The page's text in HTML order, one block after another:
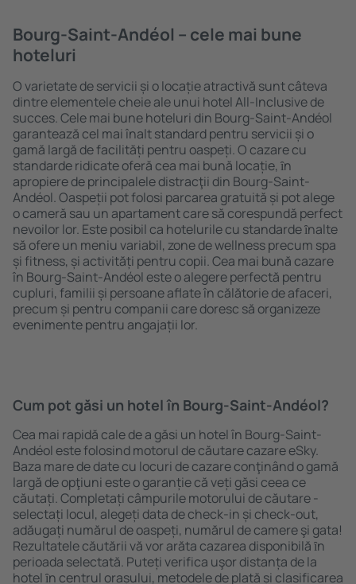
Bourg-Saint-Andéol – cele mai bune
hoteluri
O varietate de servicii și o locație atractivă sunt câteva
dintre elementele cheie ale unui hotel All-Inclusive de
succes. Cele mai bune hoteluri din Bourg-Saint-Andéol
garantează cel mai înalt standard pentru servicii și o
gamă largă de facilități pentru oaspeți. O cazare cu
standarde ridicate oferă cea mai bună locație, ȋn
apropiere de principalele distracţii din Bourg-Saint-
Andéol. Oaspeții pot folosi parcarea gratuită și pot alege
o cameră sau un apartament care să corespundă perfect
nevoilor lor. Este posibil ca hotelurile cu standarde ȋnalte
să ofere un meniu variabil, zone de wellness precum spa
și fitness, și activități pentru copii. Cea mai bună cazare
în Bourg-Saint-Andéol este o alegere perfectă pentru
cupluri, familii și persoane aflate în călătorie de afaceri,
precum și pentru companii care doresc să organizeze
evenimente pentru angajații lor.
Cum pot găsi un hotel în Bourg-Saint-Andéol?
Cea mai rapidă cale de a găsi un hotel în Bourg-Saint-
Andéol este folosind motorul de căutare cazare eSky.
Baza mare de date cu locuri de cazare conţinând o gamă
largă de opţiuni este o garanție că veți găsi ceea ce
căutați. Completați câmpurile motorului de căutare -
selectați locul, alegeți data de check-in și check-out,
adăugați numărul de oaspeți, numărul de camere şi gata!
Rezultatele căutării vă vor arăta cazarea disponibilă ȋn
perioada selectată. Puteți verifica uşor distanța de la
hotel ȋn centrul orașului, metodele de plată și clasificarea